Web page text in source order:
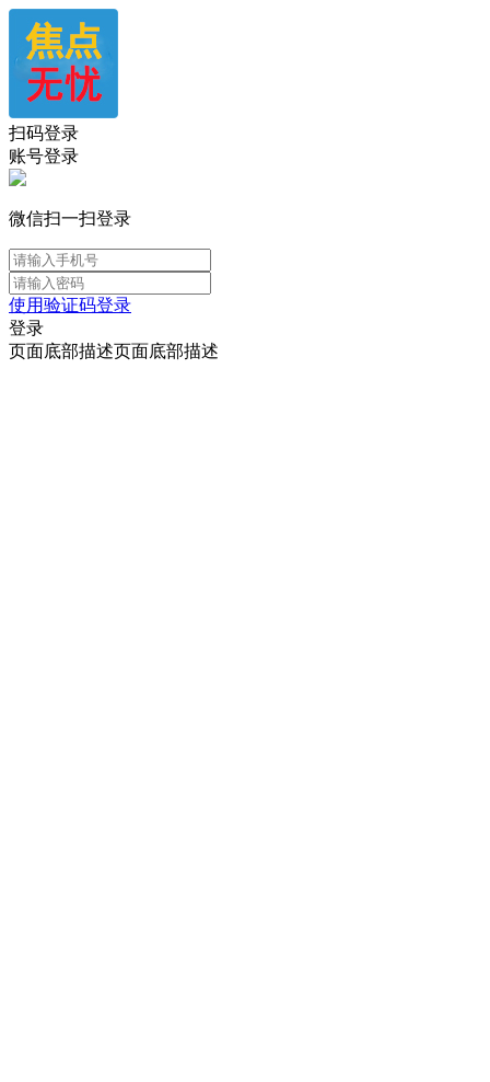
扫码登录
账号登录
微信扫一扫登录
使用验证码登录
登录
页面底部描述页面底部描述